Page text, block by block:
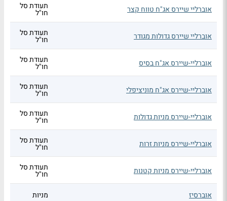
אוברליי שיירס אג"ח טווח קצר תעודת סל
חו"ל
אוברליי שיירס גדולות מגודר תעודת סל
חו"ל
אוברליי-שיירס אג"ח בסיס תעודת סל
חו"ל
אוברליי-שיירס אג"ח מוניציפלי תעודת סל
חו"ל
אוברליי-שיירס מניות גדולות תעודת סל
חו"ל
אוברליי-שיירס מניות זרות תעודת סל
חו"ל
אוברליי-שיירס מניות קטנות תעודת סל
חו"ל
אוברסיז
מניות